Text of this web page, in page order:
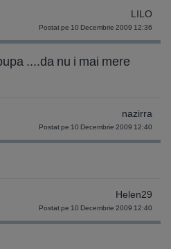
LILO
Postat pe 10 Decembrie 2009 12:36
....da nu i mai mere
nazirra
Postat pe 10 Decembrie 2009 12:40
Helen29
Postat pe 10 Decembrie 2009 12:40